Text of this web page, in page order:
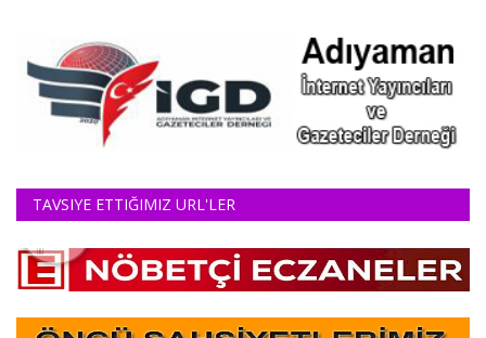
TAVSIYE ETTIĞIMIZ URL'LER